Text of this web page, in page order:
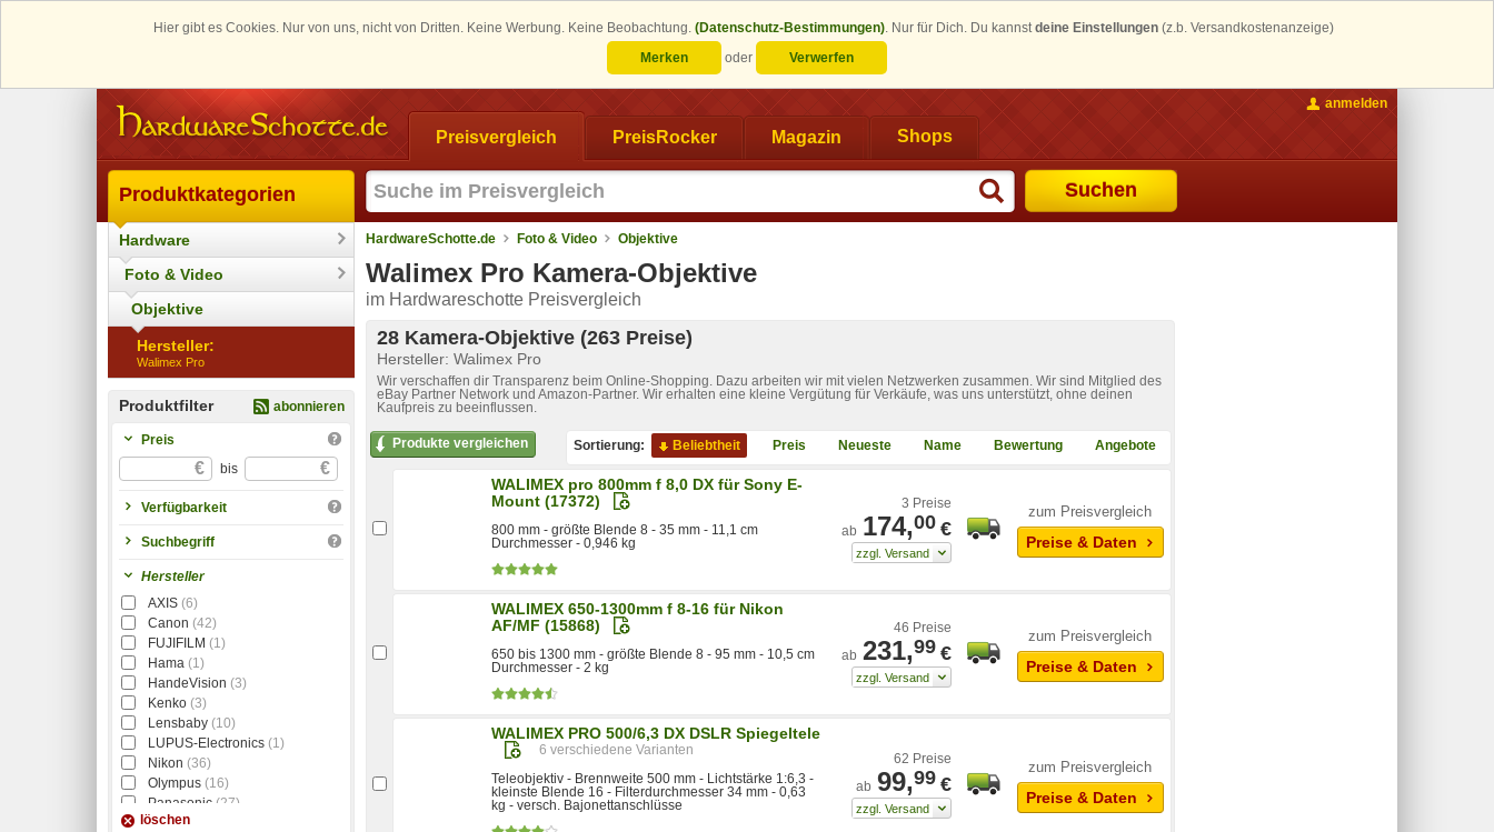
Hier gibt es Cookies. Nur von uns, nicht von Dritten. Keine Werbung. Keine Beobachtung. (Datenschutz-Bestimmungen). Nur für Dich. Du kannstdeine Einstellungen (z.b. Versandkostenanzeige)
Merken
oder Verwerfen
Preisvergleich PreisRocker Magazin Shops
Suchen
anmelden
Produktkategorien
Hardware
Foto & Video
Objektive
Hersteller:
Walimex Pro
abonnieren
Produktfilter
Preis
€ bis €
Verfügbarkeit
Suchbegriff
Hersteller
AXIS (6)
Canon (42)
FUJIFILM (1)
Hama (1)
HandeVision (3)
Kenko (3)
Lensbaby (10)
LUPUS-Electronics (1)
Nikon (36)
Olympus (16)
Panasonic (27)
Pentax
löschen
HardwareSchotte.de Foto & Video Objektive
Walimex Pro Kamera-Objektive
im Hardwareschotte Preisvergleich
28 Kamera-Objektive (263 Preise)
Hersteller: Walimex Pro
Wir verschaffen dir Transparenz beim Online-Shopping. Dazu arbeiten wir mit vielen Netzwerken zusammen. Wir sind Mitglied des
eBay Partner Network und Amazon-Partner. Wir erhalten eine kleine Vergütung für Verkäufe, was uns unterstützt, ohne deinen
Kaufpreis zu beeinflussen.
Produkte vergleichen Sortierung: Beliebtheit Preis Neueste Name Bewertung Angebote
WALIMEX pro 800mm f 8,0 DX für Sony E-
Mount (17372)
800 mm - größte Blende 8 - 35 mm - 11,1 cm
Durchmesser - 0,946 kg
3 Preise
ab 174,00 €
zum Preisvergleich
Preise & Daten
WALIMEX 650-1300mm f 8-16 für Nikon
AF/MF (15868)
650 bis 1300 mm - größte Blende 8 - 95 mm - 10,5 cm
Durchmesser - 2 kg
46 Preise
ab 231,99 €
zum Preisvergleich
Preise & Daten
WALIMEX PRO 500/6,3 DX DSLR Spiegeltele
6
Teleobjektiv - Brennweite 500 mm - Lichtstärke 1:6,3 -
kleinste Blende 16 - Filterdurchmesser 34 mm - 0,63
kg - versch. Bajonettanschlüsse
62 Preise
ab 99,99 €
zum Preisvergleich
Preise & Daten